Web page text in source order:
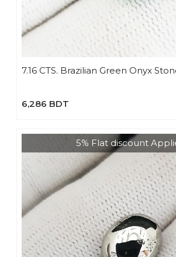
7.16 CTS. Brazilian Green Onyx Stone |
6,286 BDT
5% Flat discount